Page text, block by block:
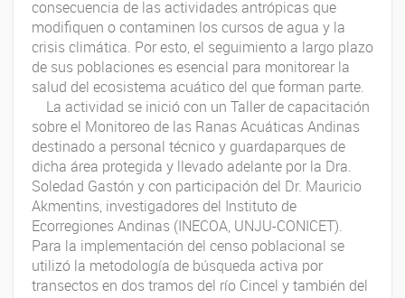
consecuencia de las actividades antrópicas que
modifiquen o contaminen los cursos de agua y la
crisis climática. Por esto, el seguimiento a largo plazo
de sus poblaciones es esencial para monitorear la
salud del ecosistema acuático del que forman parte.
La actividad se inició con un Taller de capacitación
sobre el Monitoreo de las Ranas Acuáticas Andinas
destinado a personal técnico y guardaparques de
dicha área protegida y llevado adelante por la Dra.
Soledad Gastón y con participación del Dr. Mauricio
Akmentins, investigadores del Instituto de
Ecorregiones Andinas (INECOA, UNJU-CONICET).
Para la implementación del censo poblacional se
utilizó la metodología de búsqueda activa por
transectos en dos tramos del río Cincel y también del